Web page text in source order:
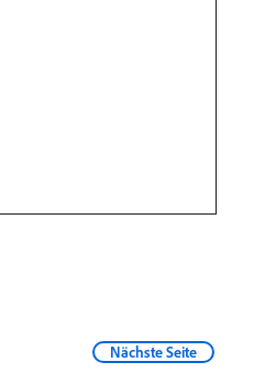
Nächste Seite